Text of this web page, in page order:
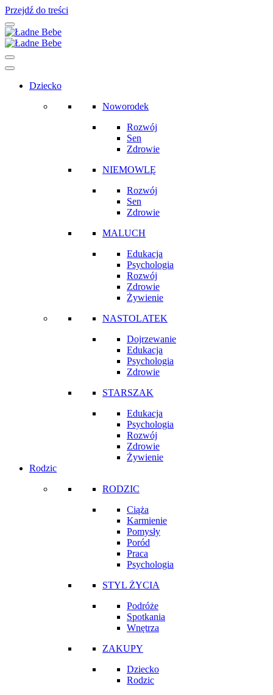
Przejdź do treści
Main
Navigation
Dziecko
Noworodek
Rozwój
Sen
Zdrowie
NIEMOWLĘ
Rozwój
Sen
Zdrowie
MALUCH
Edukacja
Psychologia
Rozwój
Zdrowie
Żywienie
NASTOLATEK
Dojrzewanie
Edukacja
Psychologia
Zdrowie
STARSZAK
Edukacja
Psychologia
Rozwój
Zdrowie
Żywienie
Rodzic
RODZIC
Ciąża
Karmienie
Pomysły
Poród
Praca
Psychologia
STYL ŻYCIA
Podróże
Spotkania
Wnętrza
ZAKUPY
Dziecko
Rodzic